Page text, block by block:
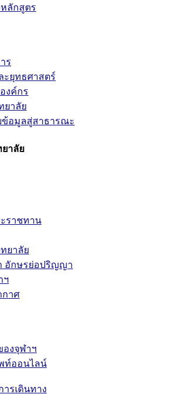
ลักสูตร
ร
ะยุทธศาสตร์
งค์กร
ยาลัย
ข้อมูลสู่สาธารณะ
าลัย
ราชทาน
ยาลัย
อักษรย่อปริญญา
ฯ
กาศ
งจุฬาฯ
ท์ออนไลน์
รเดินทาง